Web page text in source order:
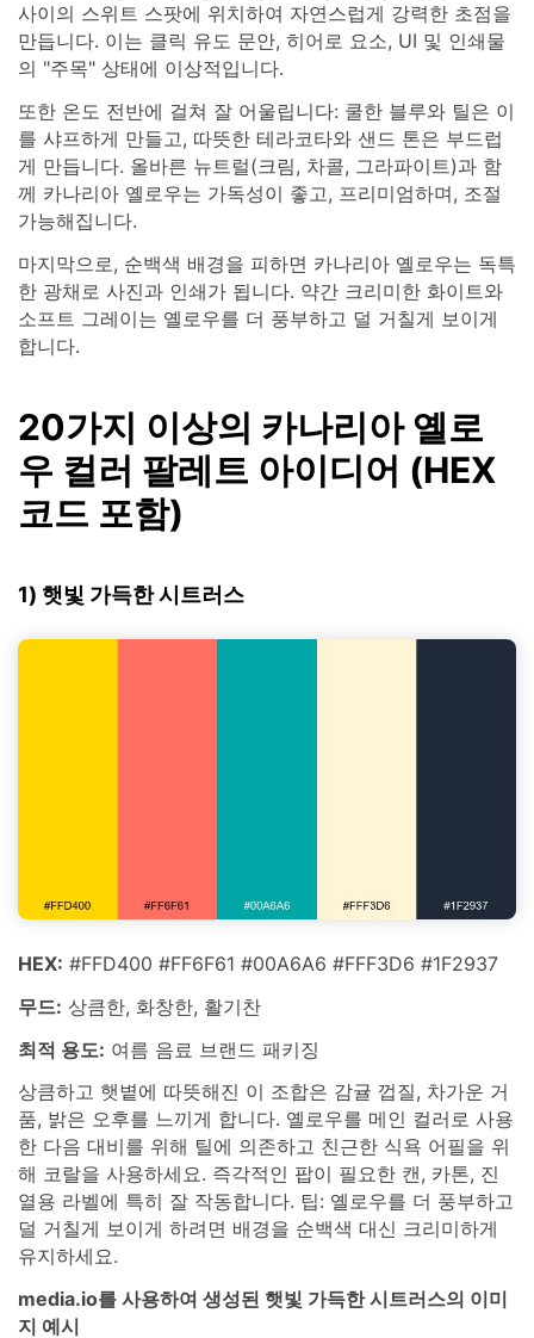
사이의 스위트 스팟에 위치하여 자연스럽게 강력한 초점을
만듭니다. 이는 클릭 유도 문안, 히어로 요소, UI 및 인쇄물
의 "주목" 상태에 이상적입니다.
또한 온도 전반에 걸쳐 잘 어울립니다: 쿨한 블루와 틸은 이
를 샤프하게 만들고, 따뜻한 테라코타와 샌드 톤은 부드럽
게 만듭니다. 올바른 뉴트럴(크림, 차콜, 그라파이트)과 함
께 카나리아 옐로우는 가독성이 좋고, 프리미엄하며, 조절
가능해집니다.
마지막으로, 순백색 배경을 피하면 카나리아 옐로우는 독특
한 광채로 사진과 인쇄가 됩니다. 약간 크리미한 화이트와
소프트 그레이는 옐로우를 더 풍부하고 덜 거칠게 보이게
합니다.
20가지 이상의 카나리아 옐로
우 컬러 팔레트 아이디어 (HEX
코드 포함)
1) 햇빛 가득한 시트러스
HEX: #FFD400 #FF6F61 #00A6A6 #FFF3D6 #1F2937
무드: 상큼한, 화창한, 활기찬
최적 용도: 여름 음료 브랜드 패키징
상큼하고 햇볕에 따뜻해진 이 조합은 감귤 껍질, 차가운 거
품, 밝은 오후를 느끼게 합니다. 옐로우를 메인 컬러로 사용
한 다음 대비를 위해 틸에 의존하고 친근한 식욕 어필을 위
해 코랄을 사용하세요. 즉각적인 팝이 필요한 캔, 카톤, 진
열용 라벨에 특히 잘 작동합니다. 팁: 옐로우를 더 풍부하고
덜 거칠게 보이게 하려면 배경을 순백색 대신 크리미하게
유지하세요.
media.io를 사용하여 생성된 햇빛 가득한 시트러스의 이미
지 예시